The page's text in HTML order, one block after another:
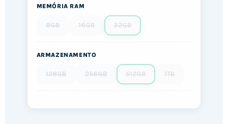
MEMÓRIA RAM
8GB 16GB 32GB
ARMAZENAMENTO
128GB 256GB 512GB 1TB